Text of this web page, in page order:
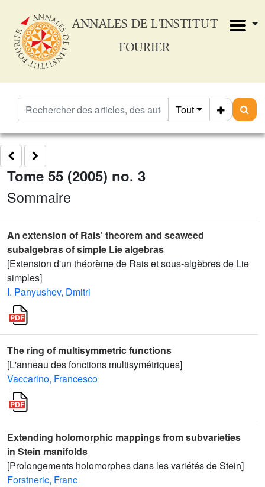
ANNALES DE L'INSTITUT
FOURIER
Tout
Tome 55 (2005) no. 3
Sommaire
An extension of Rais' theorem and seaweed
subalgebras of simple Lie algebras
[Extension d'un théorème de Rais et sous-algèbres de Lie
simples]
I. Panyushev, Dmitri
The ring of multisymmetric functions
[L'anneau des fonctions multisymétriques]
Vaccarino, Francesco
Extending holomorphic mappings from subvarieties
in Stein manifolds
[Prolongements holomorphes dans les variétés de Stein]
Forstneric, Franc